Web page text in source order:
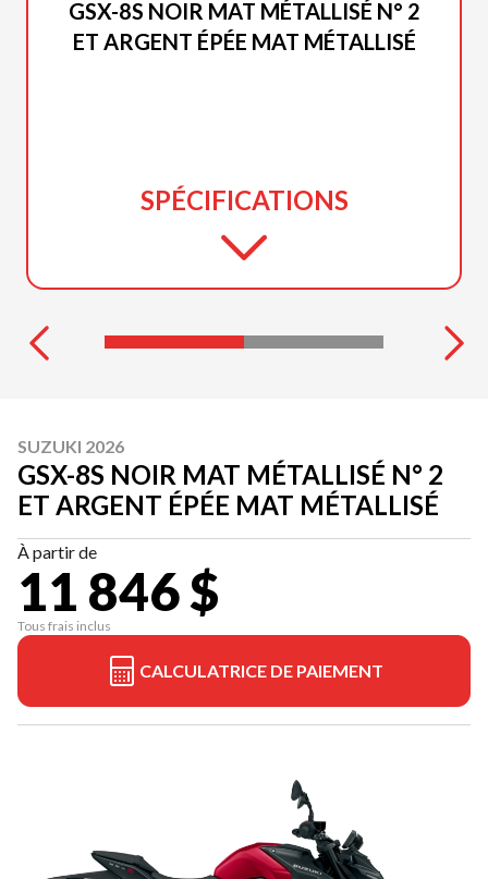
GSX-8S NOIR MAT MÉTALLISÉ N° 2
ET ARGENT ÉPÉE MAT MÉTALLISÉ
SPÉCIFICATIONS
SUZUKI 2026
GSX-8S NOIR MAT MÉTALLISÉ N° 2
ET ARGENT ÉPÉE MAT MÉTALLISÉ
À partir de
11 846 $
Tous frais inclus
CALCULATRICE DE PAIEMENT